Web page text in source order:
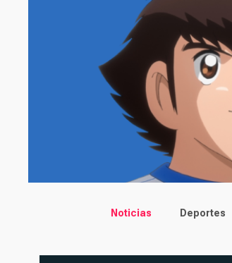
Main menu
Noticias Deportes